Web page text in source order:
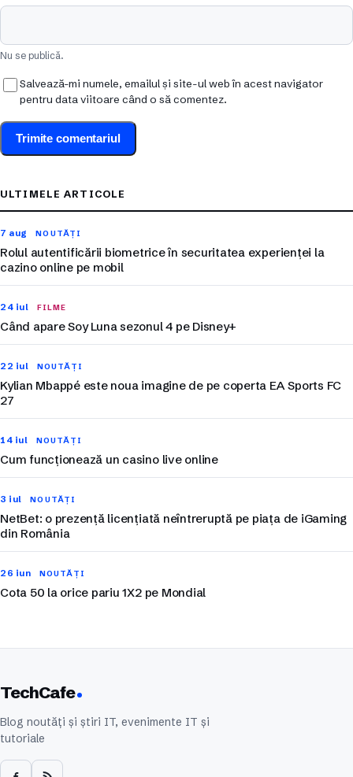
Nu se publică.
Salvează-mi numele, emailul și site-ul web în acest navigator
pentru data viitoare când o să comentez.
ULTIMELE ARTICOLE
7 aug NOUTĂȚI
Rolul autentificării biometrice în securitatea experienței la
cazino online pe mobil
24 iul FILME
Când apare Soy Luna sezonul 4 pe Disney+
22 iul NOUTĂȚI
Kylian Mbappé este noua imagine de pe coperta EA Sports FC
27
14 iul NOUTĂȚI
Cum funcționează un casino live online
3 iul NOUTĂȚI
NetBet: o prezență licențiată neîntreruptă pe piața de iGaming
din România
26 iun NOUTĂȚI
Cota 50 la orice pariu 1X2 pe Mondial
TechCafe
Blog noutăți și știri IT, evenimente IT și
tutoriale